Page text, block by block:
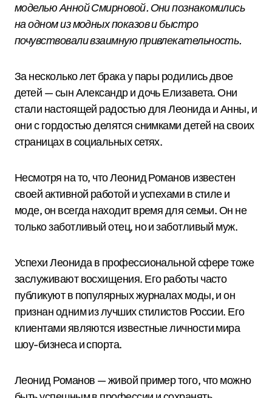
моделью Анной Смирновой. Они познакомились
на одном из модных показов и быстро
почувствовали взаимную привлекательность.
За несколько лет брака у пары родились двое
детей — сын Александр и дочь Елизавета. Они
стали настоящей радостью для Леонида и Анны, и
они с гордостью делятся снимками детей на своих
страницах в социальных сетях.
Несмотря на то, что Леонид Романов известен
своей активной работой и успехами в стиле и
моде, он всегда находит время для семьи. Он не
только заботливый отец, но и заботливый муж.
Успехи Леонида в профессиональной сфере тоже
заслуживают восхищения. Его работы часто
публикуют в популярных журналах моды, и он
признан одним из лучших стилистов России. Его
клиентами являются известные личности мира
шоу-бизнеса и спорта.
Леонид Романов — живой пример того, что можно